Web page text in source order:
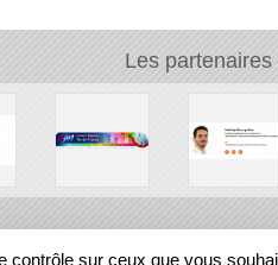
Les partenaires
contrôle sur ceux que vous